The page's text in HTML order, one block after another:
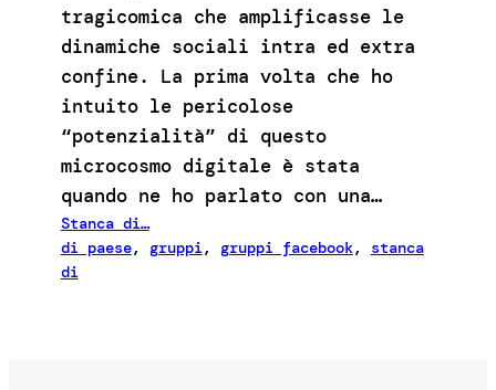
tragicomica che amplificasse le
dinamiche sociali intra ed extra
confine. La prima volta che ho
intuito le pericolose
“potenzialità” di questo
microcosmo digitale è stata
quando ne ho parlato con una…
Stanca di…
di paese, gruppi , gruppi facebook , stanca
di